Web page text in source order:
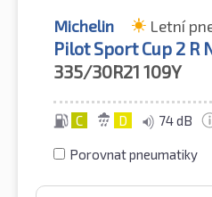
Michelin Letní
Pilot Sport Cup 2 R
335/30R21 109Y
C D 74 dB
Porovnat pneumatiky